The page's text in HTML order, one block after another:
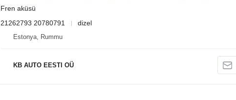
Fren aküsü
21262793 20780791
dizel
Estonya, Rummu
KB AUTO EESTI OÜ